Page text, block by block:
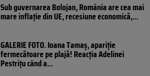
Sub guvernarea Bolojan, România are cea mai
mare inflație din UE, recesiune economică,...
GALERIE FOTO. Ioana Tamaş, apariție
fermecătoare pe plajă! Reacția Adelinei
Pestrițu când a...